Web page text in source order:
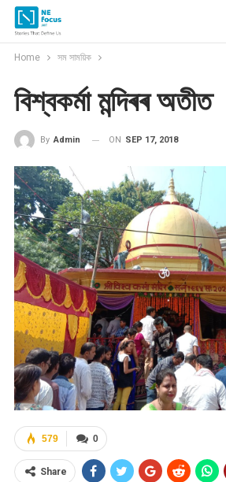
Home সম সাময়িক
বিশ্বকৰ্মা মন্দিৰৰ অতীত
By Admin ON SEP 17, 2018
0
579
Share